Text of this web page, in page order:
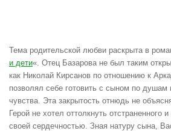
Тема родительской любви раскрыта в
и дети«. Отец Базарова не был таким
как Николай Кирсанов по отношению к
позволял себе готовить с сыном по душам
чувства. Эта закрытость отнюдь не
Герой не хотел оттолкнуть отстраненного
своей сердечностью. Зная натуру сына,